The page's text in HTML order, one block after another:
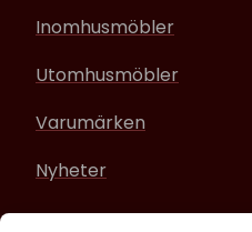
Inomhusmöbler
Utomhusmöbler
Varumärken
Nyheter